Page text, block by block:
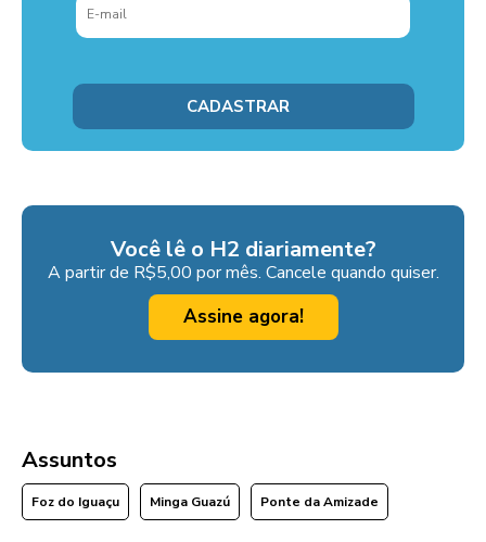
Você lê o H2 diariamente?
A partir de R$5,00 por mês. Cancele quando quiser.
Assine agora!
Assuntos
Foz do Iguaçu Minga Guazú Ponte da Amizade